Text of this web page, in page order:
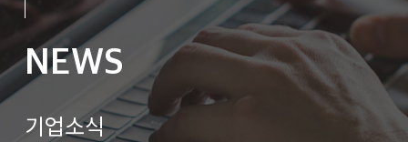
NEWS
기업소식